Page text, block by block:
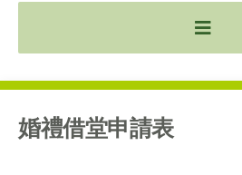
婚禮借堂申請表